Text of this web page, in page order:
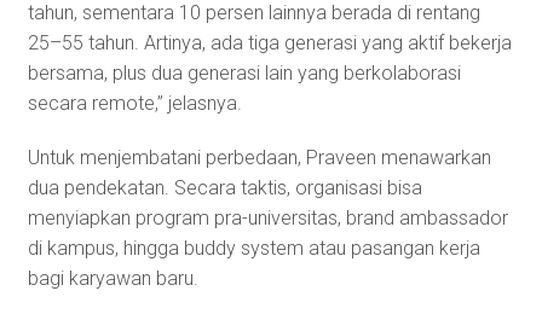
tahun, sementara 10 persen lainnya berada di rentang
25–55 tahun. Artinya, ada tiga generasi yang aktif bekerja
bersama, plus dua generasi lain yang berkolaborasi
secara remote,” jelasnya.
Untuk menjembatani perbedaan, Praveen menawarkan
dua pendekatan. Secara taktis, organisasi bisa
menyiapkan program pra-universitas, brand ambassador
di kampus, hingga buddy system atau pasangan kerja
bagi karyawan baru.